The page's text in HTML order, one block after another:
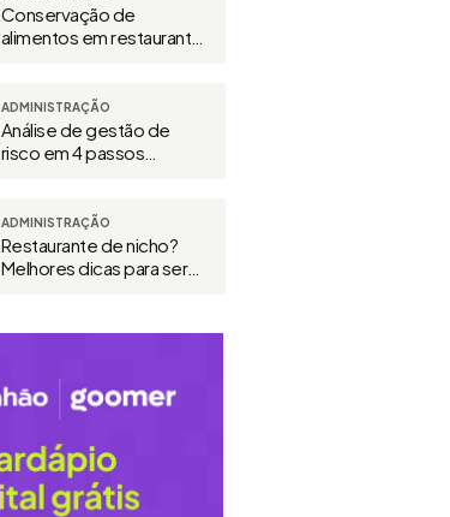
Conservação de
alimentos em restaurante:
ADMINISTRAÇÃO
Análise de gestão de
risco em 4 passos
ADMINISTRAÇÃO
Restaurante de nicho?
Melhores dicas para ser